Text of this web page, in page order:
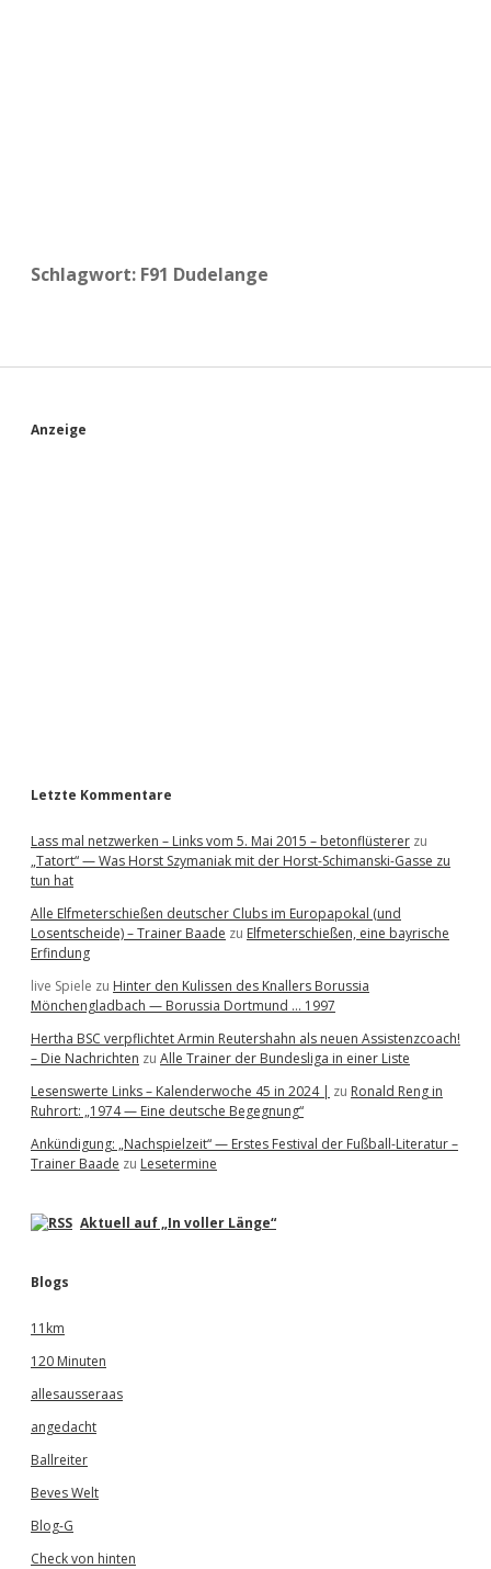
Schlagwort: F91 Dudelange
S
Anzeige
Letzte Kommentare
Lass mal netzwerken – Links vom 5. Mai 2015 – betonflüsterer zu
„Tatort“ — Was Horst Szymaniak mit der Horst-Schimanski-Gasse zu
tun hat
Alle Elfmeterschießen deutscher Clubs im Europapokal (und
Losentscheide) – Trainer Baade zu Elfmeterschießen, eine bayrische
Erfindung
live Spiele zu Hinter den Kulissen des Knallers Borussia
Mönchengladbach — Borussia Dortmund … 1997
Hertha BSC verpflichtet Armin Reutershahn als neuen Assistenzcoach!
– Die Nachrichten zu Alle Trainer der Bundesliga in einer Liste
Lesenswerte Links – Kalenderwoche 45 in 2024 | zu Ronald Reng in
Ruhrort: „1974 — Eine deutsche Begegnung“
Ankündigung: „Nachspielzeit“ — Erstes Festival der Fußball-Literatur –
Trainer Baade zu Lesetermine
Aktuell auf „In voller Länge“
Blogs
11km
120 Minuten
allesausseraas
angedacht
Ballreiter
Beves Welt
Blog-G
Check von hinten